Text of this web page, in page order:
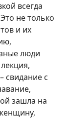
всегда
не только
и их
люди
свидание с
зашла на